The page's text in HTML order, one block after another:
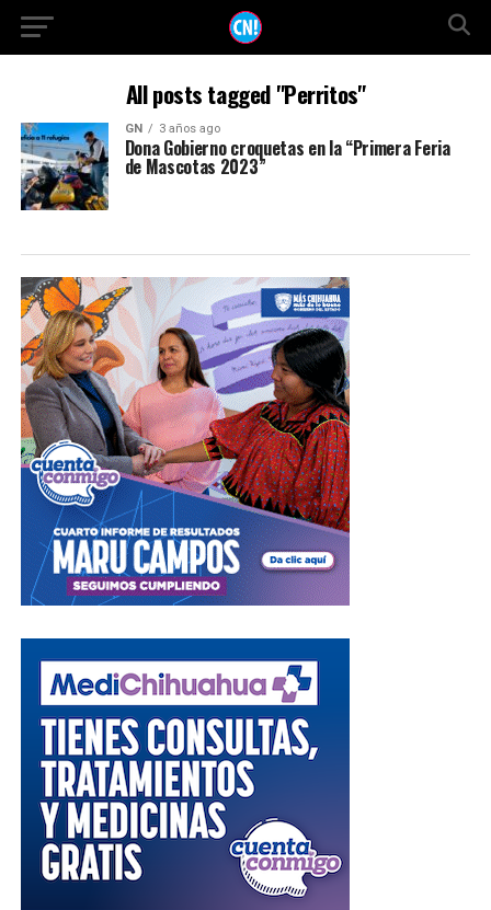
All posts tagged "Perritos"
GN 3 años ago
Dona Gobierno croquetas en la “Primera Feria
de Mascotas 2023”